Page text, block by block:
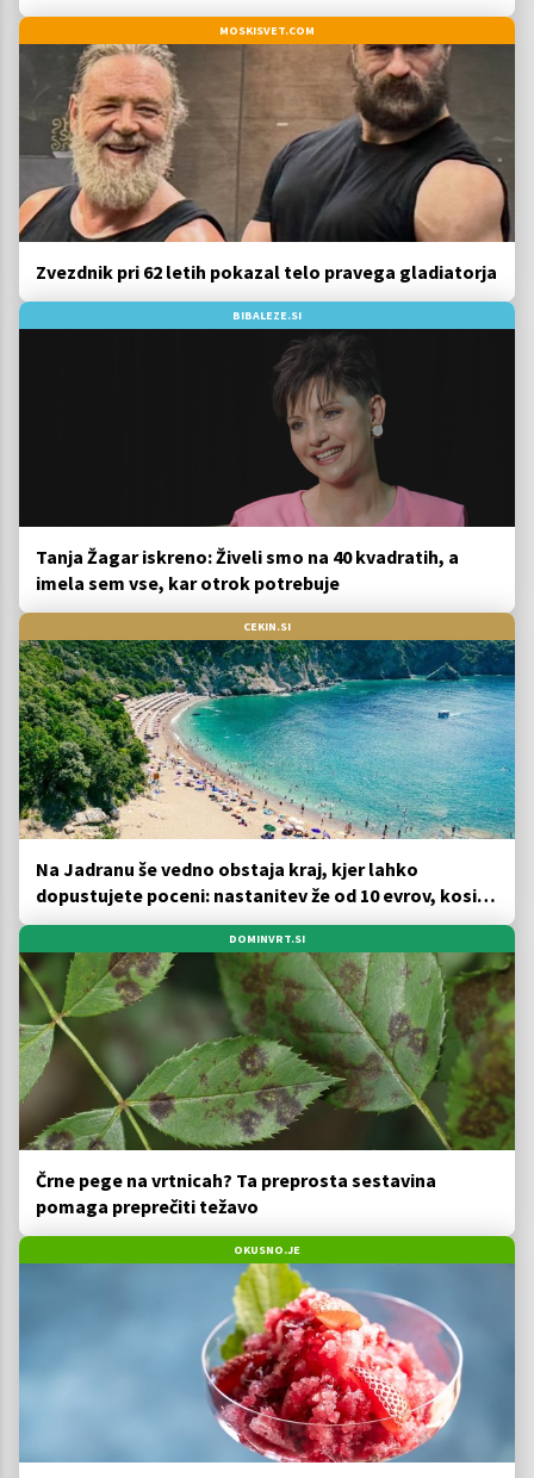
MOSKISVET.COM
Zvezdnik pri 62 letih pokazal telo pravega gladiatorja
BIBALEZE.SI
Tanja Žagar iskreno: Živeli smo na 40 kvadratih, a
imela sem vse, kar otrok potrebuje
CEKIN.SI
Na Jadranu še vedno obstaja kraj, kjer lahko
dopustujete poceni: nastanitev že od 10 evrov, kosilo
za pet evrov
DOMINVRT.SI
Črne pege na vrtnicah? Ta preprosta sestavina
pomaga preprečiti težavo
OKUSNO.JE